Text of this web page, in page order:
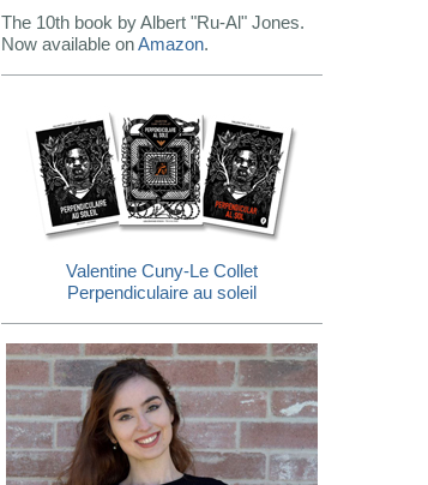
The 10th book by Albert "Ru-Al" Jones.
Now available onAmazon.
Valentine Cuny-Le Collet
Perpendiculaire au soleil